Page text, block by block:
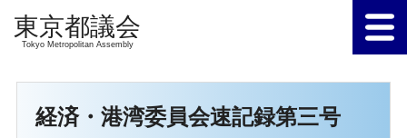
Tokyo Metropolitan Assembly
経済・港湾委員会速記録第三号